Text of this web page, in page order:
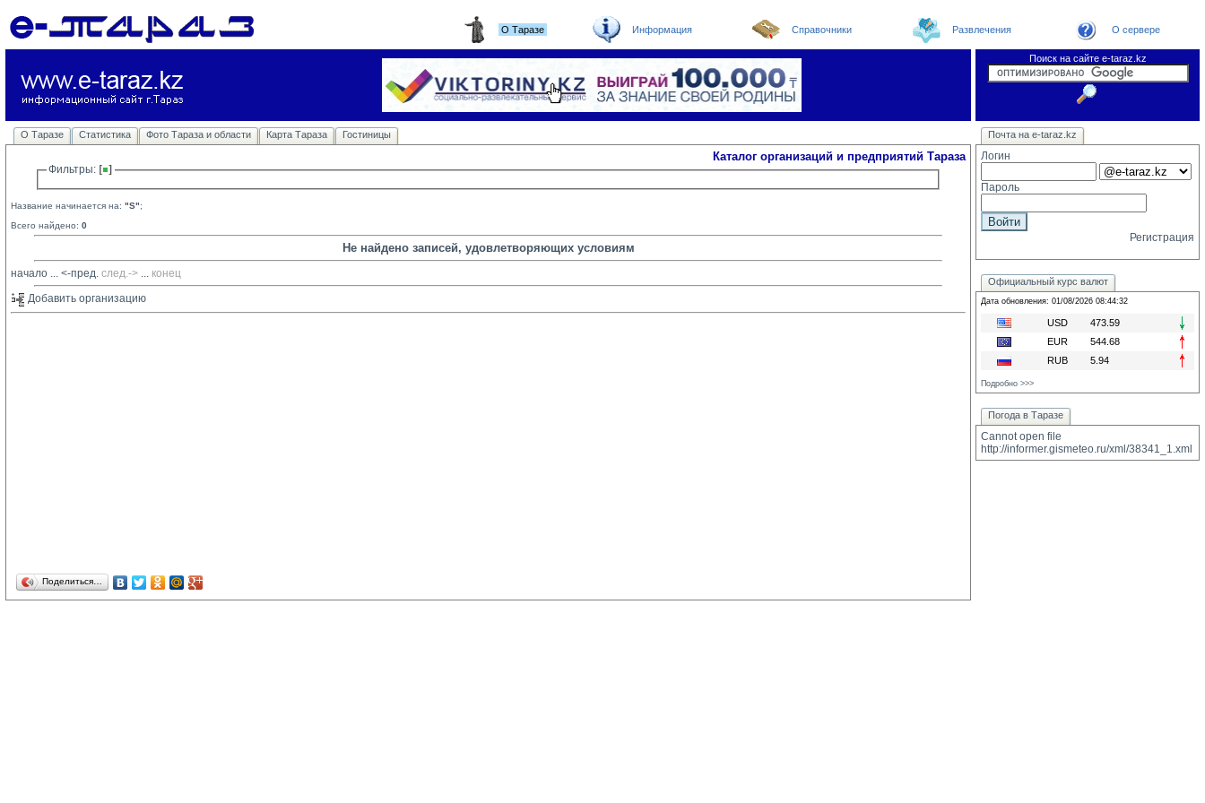
О Таразе Информация Справочники Развлечения О сервере
Поиск на сайте e-taraz.kz
О Таразе Статистика Фото Тараза и области Карта Тараза Гостиницы Новости Погода в Таразе
Телефоный справочник
Видеоконференция
Новости e-taraz Замечания и предложения
Каталог организаций и предприятий Тараза
Фильтры:
Название начинается на: "S";
Всего найдено: 0
Не найдено записей, удовлетворяющих условиям
начало ... <-пред. след.-> ... конец
Добавить организацию
Поделиться…
Почта на e-taraz.kz
Логин
Пароль
Регистрация
Официальный курс валют
Дата обновления: 01/08/2026 08:44:32
USD
473.59
EUR
544.68
RUB
5.94
Подробно >>>
Погода в Таразе
Cannot open file
http://informer.gismeteo.ru/xml/38341_1.xml